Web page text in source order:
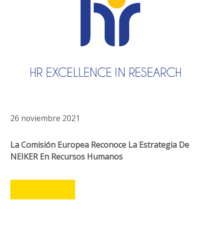
26 noviembre 2021
La Comisión Europea Reconoce La Estrategia De
NEIKER En Recursos Humanos